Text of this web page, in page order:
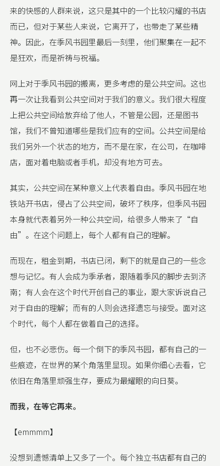
来的快感的人群来说，这只是其中的一个比较闪耀的书店
而已，但对于某些人来说，它离开了，也带走了某些精
神。因此，在季风书园里最后一刻里，他们聚集在一起不
是狂欢，而是祈祷与祝福。
网上对于季风书园的搬离，更多考虑的是公共空间。这也
再一次让我看到公共空间对于我们的意义。我们很大程度
上把公共空间给放弃给了他人，不管是公园，还是图书
馆，我们不曾知道哪些是我们应有的空间。公共空间是给
我们另外一个状态的地方，而不是在家，在公司，在咖啡
店，面对着电脑或者手机，却没有地方可去。
其实，公共空间在某种意义上代表着自由。季风书园在地
铁站开书店，侵占了公共空间，破坏了秩序，但季风书园
本身就代表着另外一种公共空间，给很多人带来了“自
由”。在这个问题上，每个人都有自己的理解。
而现在，租金到期，书店已闭，剩下的就是自己的一些念
想与记忆。有人会成为季承者，跟随着季风的脚步去到济
南；有人会在这个时代开创自己的事业，跟大家诉说自己
对于自由的理解；而有的人则会选择遗忘与接受。面对这
个时代，每个人都在做着自己的选择。
但，也不必悲伤。每一个倒下的季风书园，都有自己的一
些痕迹，在世界的某个角落里显现。如果你细心去看，它
依旧在角落里顽强生存，要成为最耀眼的向日葵。
而我，在等它再来。
【emmmm】
没想到遗憾清单上又多了一个。每个独立书店都有自己的